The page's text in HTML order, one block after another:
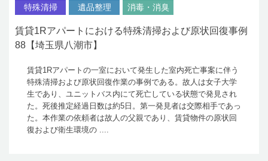
特殊清掃 遺品整理 消毒・消臭
賃貸1Rアパートにおける特殊清掃および原状回復事例
88【埼玉県八潮市】
賃貸1Rアパートの一室において発生した室内死亡事案に伴う
特殊清掃および原状回復作業の事例である。故人は女子大学
生であり、ユニットバス内にて死亡している状態で発見され
た。死後推定経過日数は約5日。第一発見者は交際相手であっ
た。本作業の依頼者は故人の父親であり、賃貸物件の原状回
復および衛生環境の ....